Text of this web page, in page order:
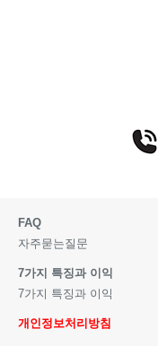
FAQ
자주묻는질문
7가지 특징과 이익
7가지 특징과 이익
개인정보처리방침